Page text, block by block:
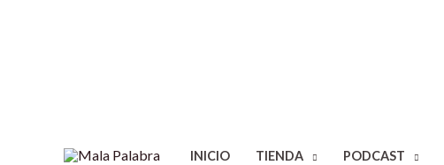
INICIO TIENDA PODCAST